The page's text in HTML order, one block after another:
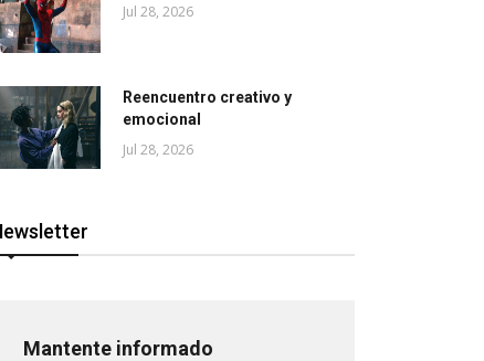
Jul 28, 2026
Reencuentro creativo y
emocional
Jul 28, 2026
Mantente informado